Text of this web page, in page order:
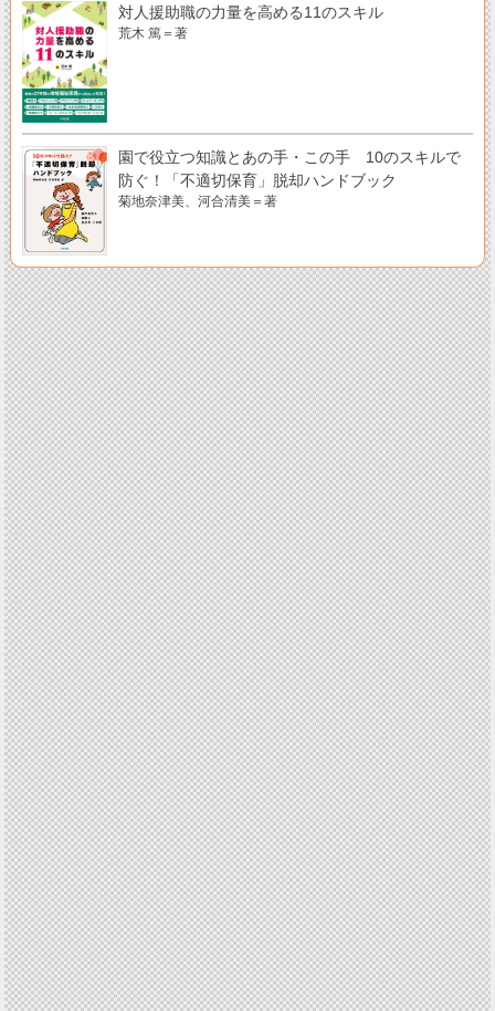
対人援助職の力量を高める11のスキル
荒木 篤＝著
園で役立つ知識とあの手・この手 10のスキルで
防ぐ！「不適切保育」脱却ハンドブック
菊地奈津美、河合清美＝著